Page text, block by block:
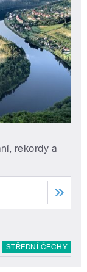
rekordy a
STŘEDNÍ ČECHY